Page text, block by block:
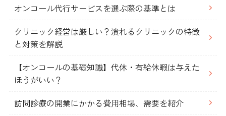
オンコール代行サービスを選ぶ際の基準とは
クリニック経営は厳しい？潰れるクリニックの特徴
と対策を解説
【オンコールの基礎知識】代休・有給休暇は与えた
ほうがいい？
訪問診療の開業にかかる費用相場、需要を紹介